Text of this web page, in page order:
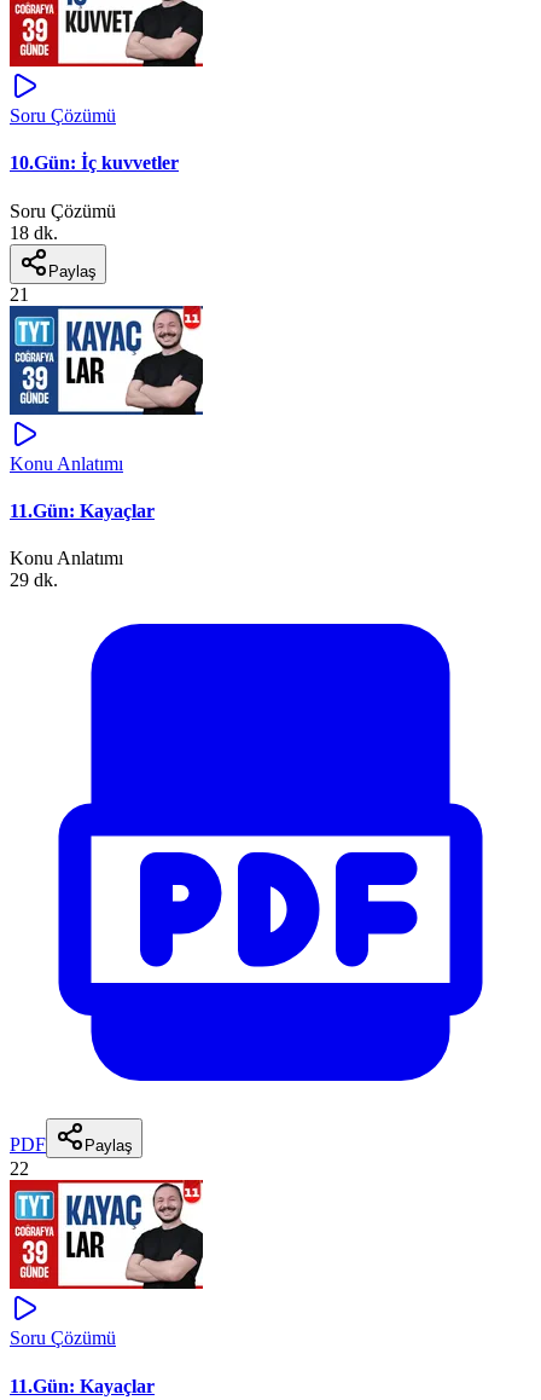
Soru Çözümü
10.Gün: İç kuvvetler
Soru Çözümü
18 dk.
Paylaş
21
Konu Anlatımı
11.Gün: Kayaçlar
Konu Anlatımı
29 dk.
PDF Paylaş
22
Soru Çözümü
11.Gün: Kayaçlar